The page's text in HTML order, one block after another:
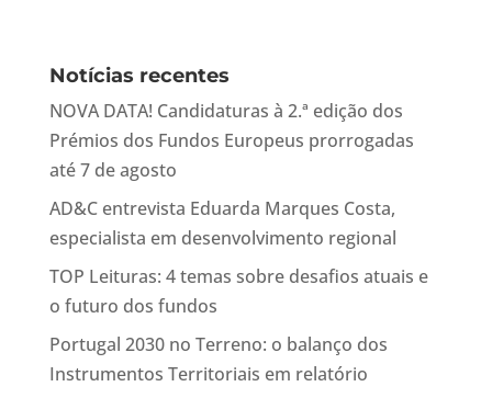
Notícias recentes
NOVA DATA! Candidaturas à 2.ª edição dos
Prémios dos Fundos Europeus prorrogadas
até 7 de agosto
AD&C entrevista Eduarda Marques Costa,
especialista em desenvolvimento regional
TOP Leituras: 4 temas sobre desafios atuais e
o futuro dos fundos
Portugal 2030 no Terreno: o balanço dos
Instrumentos Territoriais em relatório